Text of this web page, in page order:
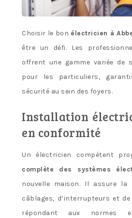
Choisir le bon électricien à
être un défi. Les
offrent une gamme variée de
pour les particuliers,
sécurité au sein des foyers.
Installation
en conformité
Un électricien compétent
complète des systèmes
nouvelle maison. Il assure la
câblages, d’interrupteurs et
répondant aux normes